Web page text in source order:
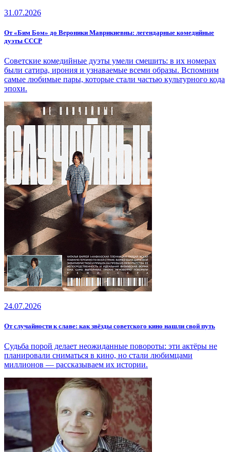
31.07.2026
От «Бим Бом» до Вероники Маврикиевны: легендарные комедийные
дуэты СССР
Советские комедийные дуэты умели смешить: в их номерах
были сатира, ирония и узнаваемые всеми образы. Вспомним
самые любимые пары, которые стали частью культурного кода
эпохи.
24.07.2026
От случайности к славе: как звёзды советского кино нашли свой путь
Судьба порой делает неожиданные повороты: эти актёры не
планировали сниматься в кино, но стали любимцами
миллионов — рассказываем их истории.